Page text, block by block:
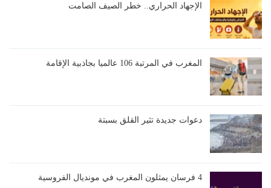
الإجهاد الحراري.. خطر الصيف الصامت
المغرب في المرتبة 106 عالميا بجاذبية الإقامة
دعوات جديدة تثير القلق بسبتة
4 فرسان يمثلون المغرب في مونديال الفروسية